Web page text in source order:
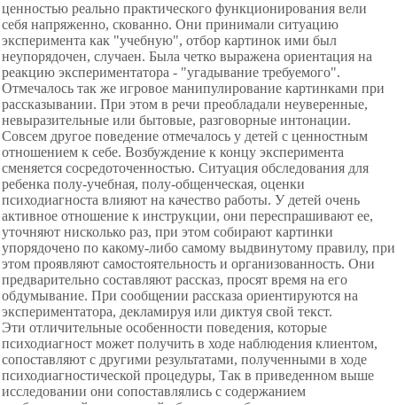
ценностью реально практического функционирования вели
себя напряженно, скованно. Они принимали ситуацию
эксперимента как "учебную", отбор картинок ими был
неупорядочен, случаен. Была четко выражена ориентация на
реакцию экспериментатора - "угадывание требуемого".
Отмечалось так же игровое манипулирование картинками при
рассказывании. При этом в речи преобладали неуверенные,
невыразительные или бытовые, разговорные интонации.
Совсем другое поведение отмечалось у детей с ценностным
отношением к себе. Возбуждение к концу эксперимента
сменяется сосредоточенностью. Ситуация обследования для
ребенка полу-учебная, полу-общенческая, оценки
психодиагноста влияют на качество работы. У детей очень
активное отношение к инструкции, они переспрашивают ее,
уточняют нисколько раз, при этом собирают картинки
упорядочено по какому-либо самому выдвинутому правилу, при
этом проявляют самостоятельность и организованность. Они
предварительно составляют рассказ, просят время на его
обдумывание. При сообщении рассказа ориентируются на
экспериментатора, декламируя или диктуя свой текст.
Эти отличительные особенности поведения, которые
психодиагност может получить в ходе наблюдения клиентом,
сопоставляют с другими результатами, полученными в ходе
психодиагностической процедуры, Так в приведенном выше
исследовании они сопоставлялись с содержанием